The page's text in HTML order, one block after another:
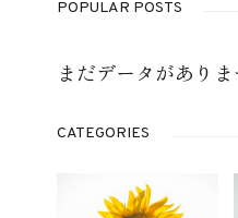
POPULAR POSTS
まだデータがありま
CATEGORIES